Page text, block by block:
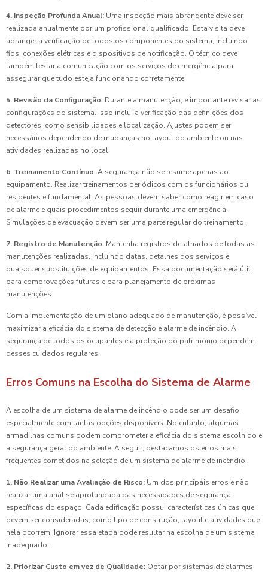
4. Inspeção Profunda Anual: Uma inspeção mais abrangente deve ser
realizada anualmente por um profissional qualificado. Esta visita deve
abranger a verificação de todos os componentes do sistema, incluindo
fios, conexões elétricas e dispositivos de notificação. O técnico deve
também testar a comunicação com os serviços de emergência para
assegurar que tudo esteja funcionando corretamente.
5. Revisão da Configuração: Durante a manutenção, é importante revisar as
configurações do sistema. Isso inclui a verificação das definições dos
detectores, como sensibilidades e localização. Ajustes podem ser
necessários dependendo de mudanças no layout do ambiente ou nas
atividades realizadas no local.
6. Treinamento Contínuo:A segurança não se resume apenas ao
equipamento. Realizar treinamentos periódicos com os funcionários ou
residentes é fundamental. As pessoas devem saber como reagir em caso
de alarme e quais procedimentos seguir durante uma emergência.
Simulações de evacuação devem ser uma parte regular do treinamento.
7. Registro de Manutenção: Mantenha registros detalhados de todas as
manutenções realizadas, incluindo datas, detalhes dos serviços e
quaisquer substituições de equipamentos. Essa documentação será útil
para comprovações futuras e para planejamento de próximas
manutenções.
Com a implementação de um plano adequado de manutenção, é possível
maximizar a eficácia do sistema de detecção e alarme de incêndio. A
segurança de todos os ocupantes e a proteção do patrimônio dependem
desses cuidados regulares.
Erros Comuns na Escolha do Sistema de Alarme
A escolha de um sistema de alarme de incêndio pode ser um desafio,
especialmente com tantas opções disponíveis. No entanto, algumas
armadilhas comuns podem comprometer a eficácia do sistema escolhido e
a segurança geral do ambiente. A seguir, destacamos os erros mais
frequentes cometidos na seleção de um sistema de alarme de incêndio.
1. Não Realizar uma Avaliação de Risco: Um dos principais erros é não
realizar uma análise aprofundada das necessidades de segurança
específicas do espaço. Cada edificação possui características únicas que
devem ser consideradas, como tipo de construção, layout e atividades que
nela ocorrem. Ignorar essa etapa pode resultar na escolha de um sistema
inadequado.
2. Priorizar Custo em vez de Qualidade: Optar por sistemas de alarmes